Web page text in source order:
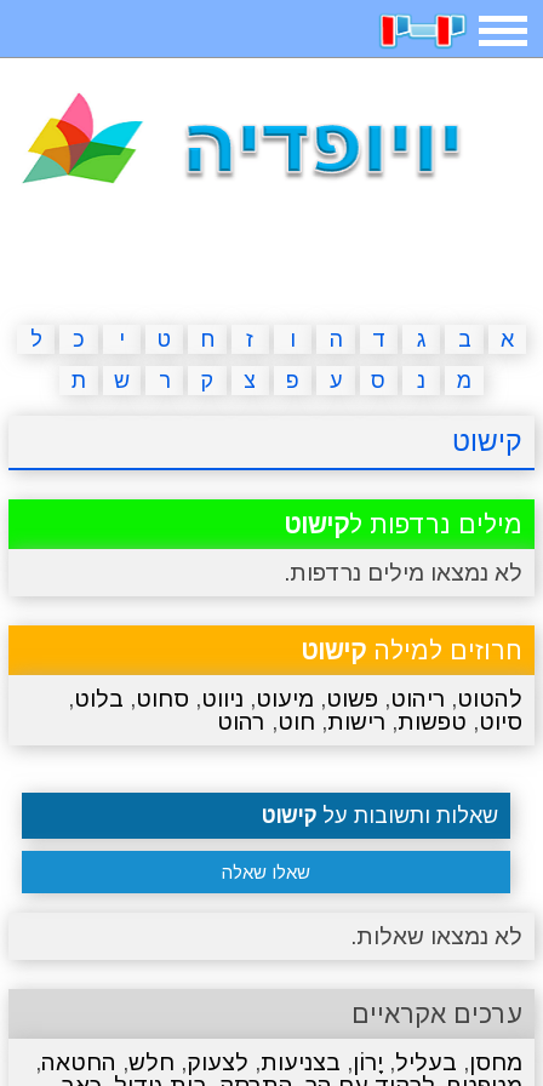
תפריט
איש תלוי מדריכים פוקימון גו מצא הבדלים
יצירה משחקי בנות אשליות חדשות
א ב ג ד ה ו ז ח ט י כ
ל
מ
נ ס ע פ צ ק ר ש ת
קישוט
מילים נרדפות לקישוט
לא נמצאו מילים נרדפות.
חרוזים למילה קישוט
להטוט, ריהוט, פשוט, מיעוט, ניווט, סחוט, בלוט,
סיוט, טפשות, רישות, חוט, רהוט
שאלות ותשובות על קישוט
שאלו שאלה
לא נמצאו שאלות.
ערכים אקראיים
מחסן, בעליל, יָרוֹן, בצניעות, לצעוק, חלש, החטאה,